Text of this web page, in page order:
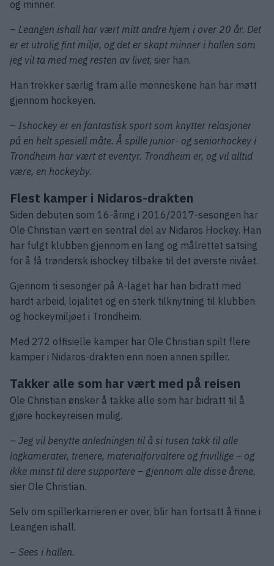
og minner.
– Leangen ishall har vært mitt andre hjem i over 20 år. Det
er et utrolig fint miljø, og det er skapt minner i hallen som
jeg vil ta med meg resten av livet, sier han.
Han trekker særlig fram alle menneskene han har møtt
gjennom hockeyen.
– Ishockey er en fantastisk sport som knytter relasjoner
på en helt spesiell måte. Å spille junior- og seniorhockey i
Trondheim har vært et eventyr. Trondheim er, og vil alltid
være, en hockeyby.
Flest kamper i Nidaros-drakten
Siden debuten som 16-åring i 2016/2017-sesongen har
Ole Christian vært en sentral del av Nidaros Hockey. Han
har fulgt klubben gjennom en lang og målrettet satsing
for å få trøndersk ishockey tilbake til det øverste nivået.
Gjennom ti sesonger på A-laget har han bidratt med
hardt arbeid, lojalitet og en sterk tilknytning til klubben
og hockeymiljøet i Trondheim.
Med 272 offisielle kamper har Ole Christian spilt flere
kamper i Nidaros-drakten enn noen annen spiller.
Takker alle som har vært med på reisen
Ole Christian ønsker å takke alle som har bidratt til å
gjøre hockeyreisen mulig.
– Jeg vil benytte anledningen til å si tusen takk til alle
lagkamerater, trenere, materialforvaltere og frivillige – og
ikke minst til dere supportere – gjennom alle disse årene,
sier Ole Christian.
Selv om spillerkarrieren er over, blir han fortsatt å finne i
Leangen ishall.
– Sees i hallen.